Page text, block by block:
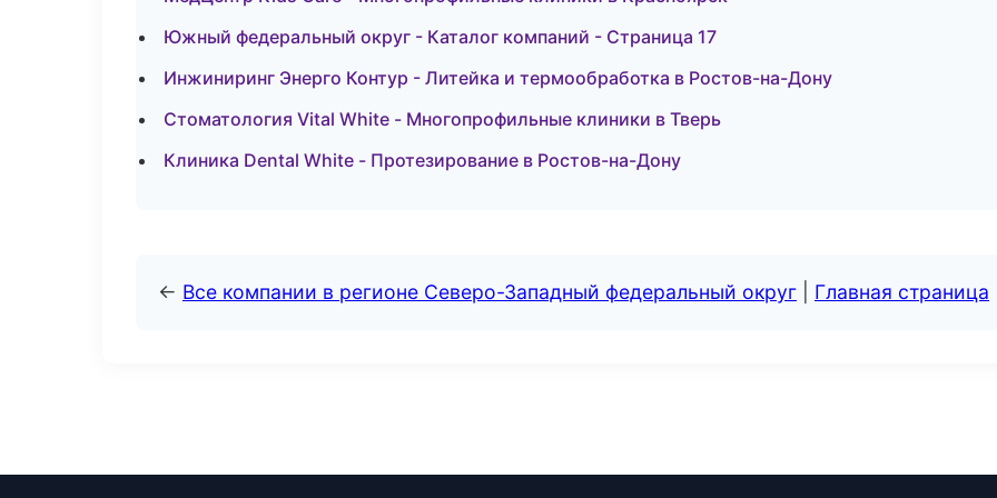
Южный федеральный округ - Каталог компаний - Страница 17
Инжиниринг Энерго Контур - Литейка и термообработка в Ростов-на-Дону
Стоматология Vital White - Многопрофильные клиники в Тверь
Клиника Dental White - Протезирование в Ростов-на-Дону
← Все компании в регионе Северо-Западный федеральный округ Главная страница